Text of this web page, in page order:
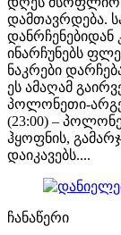
დამთავრდება.
დანრჩენებიდან
ინარჩუნებს
ნაკრები
ეს ამაღამ
პოლონეთი-
(23:00) –
ჰყოფნის,
დაიკავებს....
ჩანაწერი